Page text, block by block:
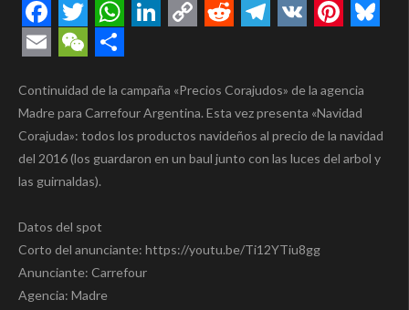
Facebook
TwitterWhatsApp
Continuidad de la campaña «Precios Corajudos» de la agencia
Madre para Carrefour Argentina. Esta vez presenta «Navidad
Corajuda»: todos los productos navideños al precio de la navidad
del 2016 (los guardaron en un baul junto con las luces del arbol y
las guirnaldas).
Datos del spot
Corto del anunciante: https://youtu.be/Ti12YTiu8gg
Anunciante: Carrefour
Agencia: Madre